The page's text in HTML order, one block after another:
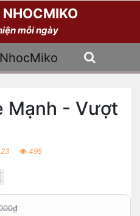
mỗi ngày
Mạnh - Vượt
495